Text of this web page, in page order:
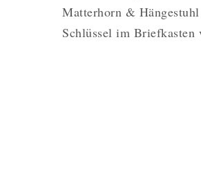
Matterhorn &
Schlüssel im